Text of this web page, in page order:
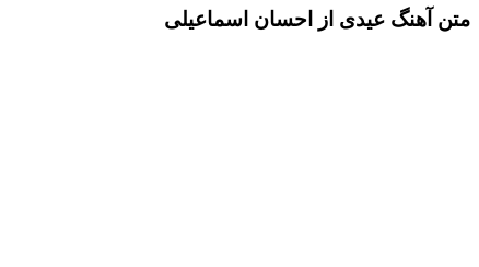
متن آهنگ عیدی از احسان اسماعیلی